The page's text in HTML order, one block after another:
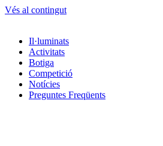
Vés al contingut
Il·luminats
Activitats
Botiga
Competició
Notícies
Preguntes Freqüents